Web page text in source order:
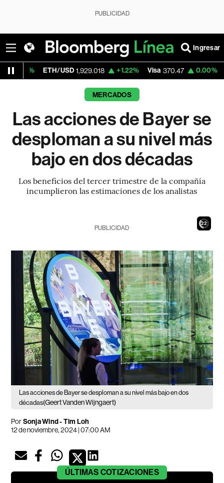
PUBLICIDAD
Ingresar
ETH/USD 1,929.018 +1.22% Visa 370.47 0.00%
MERCADOS
Las acciones de Bayer se
desploman a su nivel más
bajo en dos décadas
Los beneficios del tercer trimestre de la compañía
incumplieron las estimaciones de los analistas
21
PUBLICIDAD
Las acciones de Bayer se desploman a su nivel más bajo en dos
décadas(Geert Vanden Wijngaert)
PorSonja Wind - Tim Loh
12 de noviembre, 2024 | 07:00 AM
ÚLTIMAS COTIZACIONES